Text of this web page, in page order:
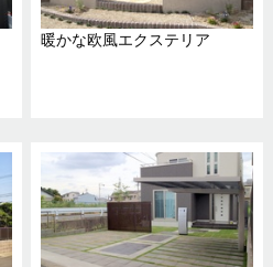
暖かな欧風エクステリア